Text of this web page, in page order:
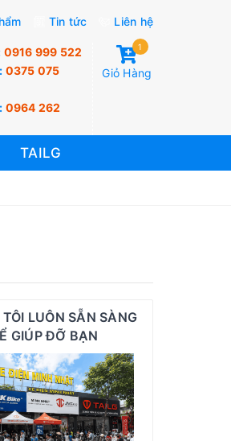
Tin tức Liên hệ
0916 999 522
0375 075
0964 262
1
Giỏ Hàng
TAILG
LUÔN SẴN SÀNG
GIÚP ĐỠ BẠN